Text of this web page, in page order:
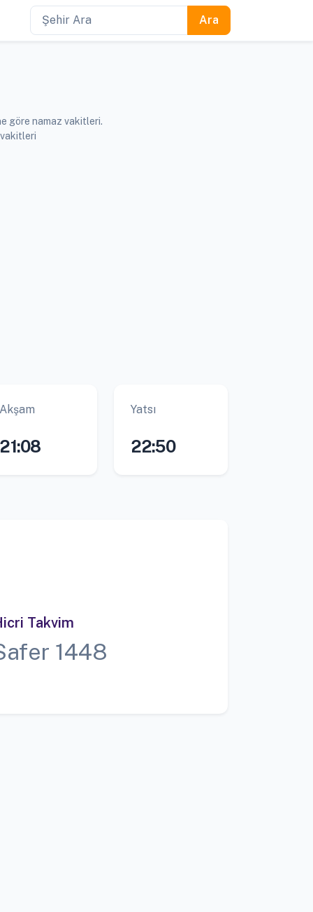
göre namaz vakitleri.
vakitleri
Akşam
21:08
Yatsı
22:50
Takvim
1448